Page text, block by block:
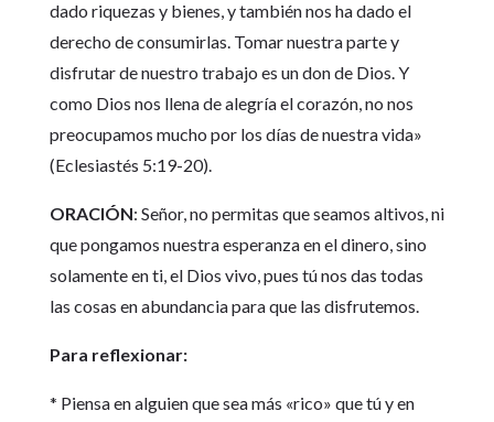
dado riquezas y bienes, y también nos ha dado el
derecho de consumirlas. Tomar nuestra parte y
disfrutar de nuestro trabajo es un don de Dios. Y
como Dios nos llena de alegría el corazón, no nos
preocupamos mucho por los días de nuestra vida»
(Eclesiastés 5:19-20).
ORACIÓN: Señor, no permitas que seamos altivos, ni
que pongamos nuestra esperanza en el dinero, sino
solamente en ti, el Dios vivo, pues tú nos das todas
las cosas en abundancia para que las disfrutemos.
Para reflexionar:
* Piensa en alguien que sea más «rico» que tú y en